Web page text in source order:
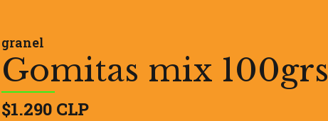
granel
Gomitas mix 100grs
$1.290 CLP